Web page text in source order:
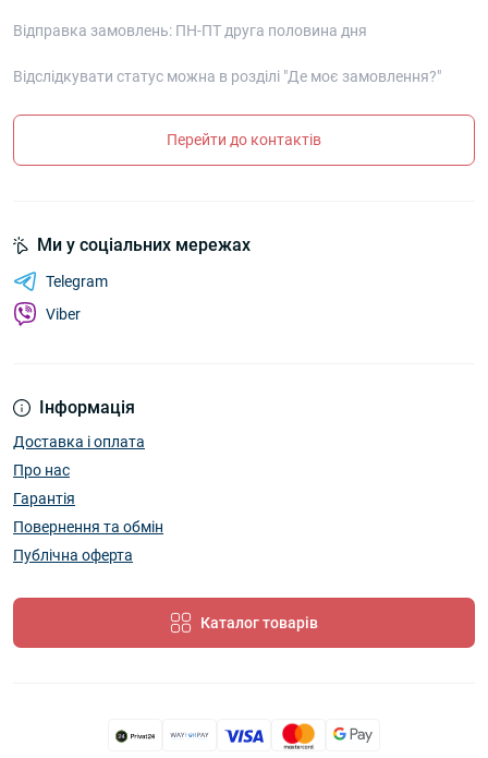
Відправка замовлень: ПН-ПТ друга половина дня
Відслідкувати статус можна в розділі "Де моє замовлення?"
Перейти до контактів
Інформація
Доставка і оплата
Про нас
Гарантія
Повернення та обмін
Публічна оферта
Каталог товарів
Ми у соціальних мережах
Telegram
Viber